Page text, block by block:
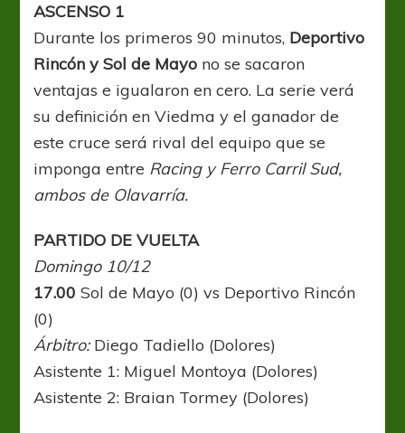
ASCENSO 1
Durante los primeros 90 minutos, Deportivo
Rincón y Sol de Mayo no se sacaron
ventajas e igualaron en cero. La serie verá
su definición en Viedma y el ganador de
este cruce será rival del equipo que se
imponga entre Racing y Ferro Carril Sud,
ambos de Olavarría.
PARTIDO DE VUELTA
Domingo 10/12
17.00 Sol de Mayo (0) vs Deportivo Rincón
(0)
Árbitro:Diego Tadiello (Dolores)
Asistente 1: Miguel Montoya (Dolores)
Asistente 2: Braian Tormey (Dolores)